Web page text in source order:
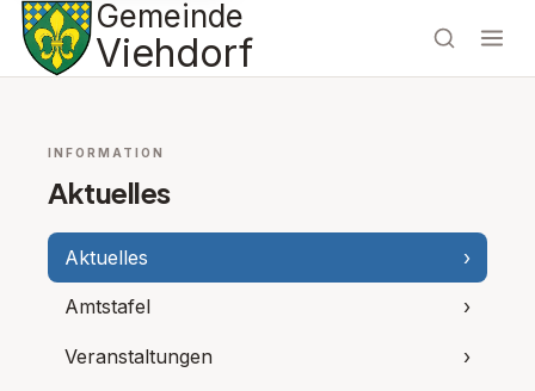
Gemeinde
Viehdorf
INFORMATION
Aktuelles
Aktuelles ›
Amtstafel ›
Veranstaltungen ›